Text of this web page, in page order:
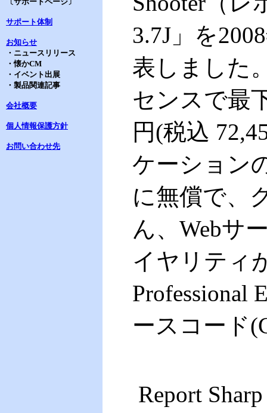
サポート体制
お知らせ
・ニュースリリース
・懐かCM
・イベント出展
・製品関連記事
会社概要
個人情報保護方針
お問い合わせ先
3.7J 」を
表しました
センスで最
円(税込
ケーション
に無償で、
ん、Webサ
イヤリティ
Professional
ースコード
Report